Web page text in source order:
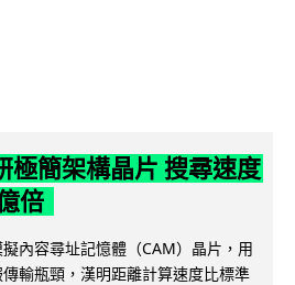
極簡架構晶片 搜尋速度
倍
內容尋址記憶體（CAM）晶片，用
輸瓶頸，漢明距離計算速度比標準